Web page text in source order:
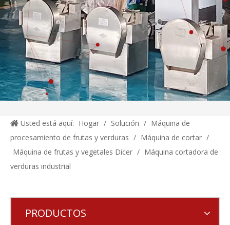
Usted está aquí: Hogar / Solución / Máquina de
procesamiento de frutas y verduras / Máquina de cortar /
Máquina de frutas y vegetales Dicer / Máquina cortadora de
verduras industrial
PRODUCTOS